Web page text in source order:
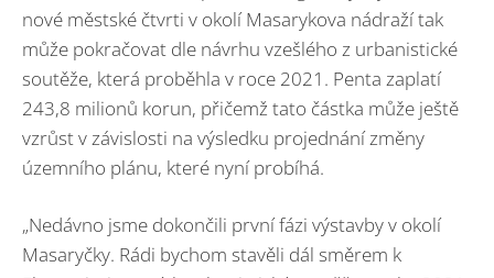
nové městské čtvrti v okolí Masarykova nádraží tak
může pokračovat dle návrhu vzešlého z urbanistické
soutěže, která proběhla v roce 2021. Penta zaplatí
243,8 milionů korun, přičemž tato částka může ještě
vzrůst v závislosti na výsledku projednání změny
územního plánu, které nyní probíhá.
„Nedávno jsme dokončili první fázi výstavby v okolí
Masaryčky. Rádi bychom stavěli dál směrem k